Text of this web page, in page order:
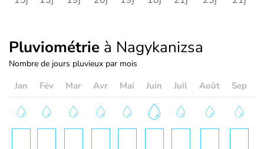
Pluviométrie à Nagykanizsa
Nombre de jours pluvieux par mois
Jan Fév Mar Avr Mai Juin Juil Août Sep